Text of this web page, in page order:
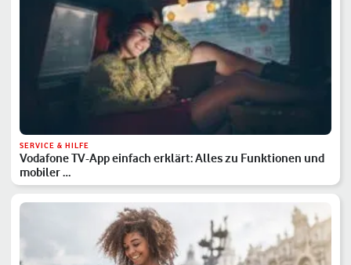
SERVICE & HILFE
Vodafone TV-App einfach erklärt: Alles zu Funktionen und
mobiler …